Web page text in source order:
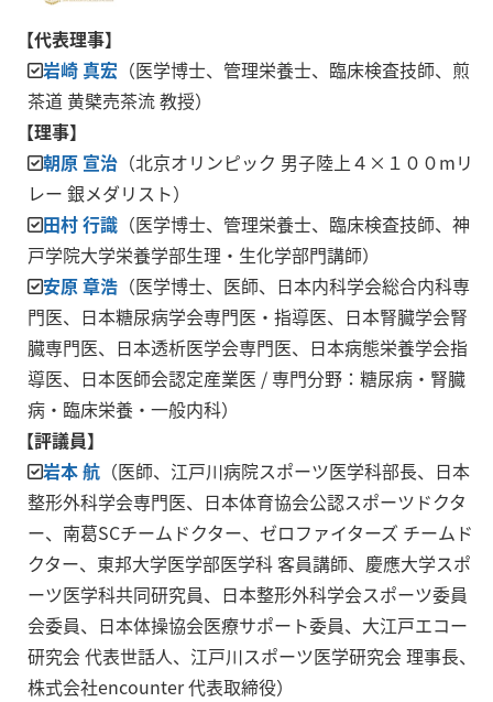
【代表理事】
岩崎 真宏 （医学博士、管理栄養士、臨床検査技師、煎
茶道 黄檗売茶流 教授）
【理事】
朝原 宣治 （北京オリンピック 男子陸上４×１００mリ
レー 銀メダリスト）
田村 行識 （医学博士、管理栄養士、臨床検査技師、神
戸学院大学栄養学部生理・生化学部門講師）
安原 章浩 （医学博士、医師、日本内科学会総合内科専
門医、日本糖尿病学会専門医・指導医、日本腎臓学会腎
臓専門医、日本透析医学会専門医、日本病態栄養学会指
導医、日本医師会認定産業医 / 専門分野：糖尿病・腎臓
病・臨床栄養・一般内科）
【評議員】
岩本 航 （医師、江戸川病院スポーツ医学科部長、日本
整形外科学会専門医、日本体育協会公認スポーツドクタ
ー、南葛SCチームドクター、ゼロファイターズ チームド
クター、東邦大学医学部医学科 客員講師、慶應大学スポ
ーツ医学科共同研究員、日本整形外科学会スポーツ委員
会委員、日本体操協会医療サポート委員、大江戸エコー
研究会 代表世話人、江戸川スポーツ医学研究会 理事長、
株式会社encounter 代表取締役）